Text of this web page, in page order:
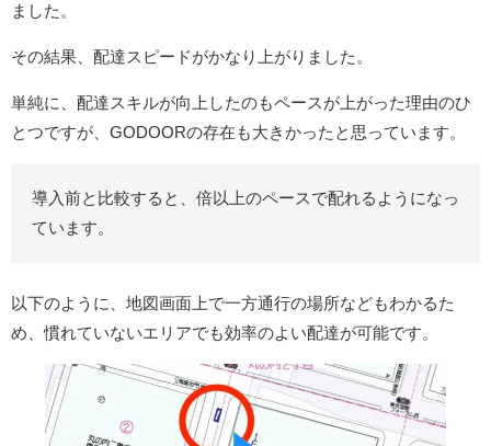
ました。
その結果、配達スピードがかなり上がりました。
単純に、配達スキルが向上したのもペースが上がった理由のひ
とつですが、GODOORの存在も大きかったと思っています。
導入前と比較すると、倍以上のペースで配れるようになっ
ています。
以下のように、地図画面上で一方通行の場所などもわかるた
め、慣れていないエリアでも効率のよい配達が可能です。